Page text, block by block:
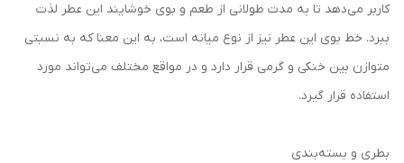
کاربر می‌دهد تا به مدت طولانی از طعم و بوی خوشایند این عطر لذت
ببرد. خط بوی این عطر نیز از نوع میانه است، به این معنا که به نسبتی
متوازن بین خنکی و گرمی قرار دارد و در مواقع مختلف می‌تواند مورد
استفاده قرار گیرد.
بطری و بسته‌بندی